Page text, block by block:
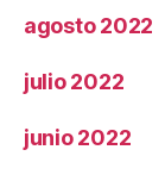
agosto 2022
julio 2022
junio 2022